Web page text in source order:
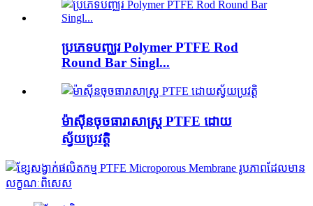
ប្រភេទបញ្ឈរ Polymer PTFE Rod
Round Bar Singl...
ម៉ាស៊ីនចុចធារាសាស្ត្រ PTFE ដោយ
ស្វ័យប្រវត្តិ